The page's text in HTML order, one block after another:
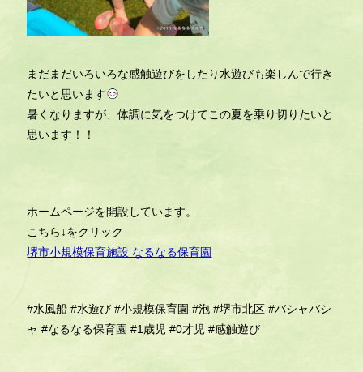
まだまだいろいろな感触遊びをしたり水遊びも楽しんで行き
たいと思います
暑くなりますが、体調に気をつけてこの夏を乗り切りたいと
思います！！
ホームページを開設しています。
こちら↓をクリック
堺市小規模保育施設 なるなる保育園
#水風船 #水遊び #小規模保育園 #泡 #堺市北区 #バシャバシ
ャ #なるなる保育園 #1歳児 #0才児 #感触遊び